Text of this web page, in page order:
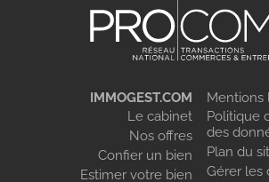
IMMOGEST.COM
Le cabinet
Nos offres
Confier un bien
Estimer votre bien
Mentions
Politique
des
Plan du
Gérer les